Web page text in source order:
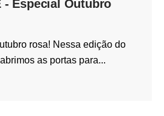
- Especial Outubro
rosa! Nessa edição do
as portas para...